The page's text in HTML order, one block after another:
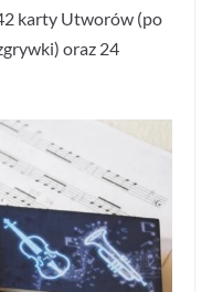
karty Utworów (po
oraz 24